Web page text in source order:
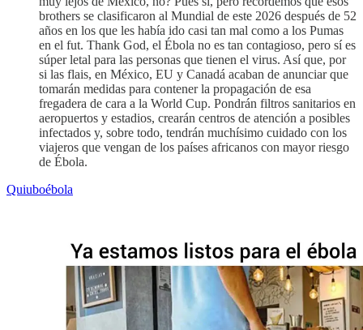
brothers se clasificaron al Mundial de este 2026 después de 52
años en los que les había ido casi tan mal como a los Pumas
en el fut. Thank God, el Ébola no es tan contagioso, pero sí es
súper letal para las personas que tienen el virus. Así que, por
si las flais, en México, EU y Canadá acaban de anunciar que
tomarán medidas para contener la propagación de esa
fregadera de cara a la World Cup. Pondrán filtros sanitarios en
aeropuertos y estadios, crearán centros de atención a posibles
infectados y, sobre todo, tendrán muchísimo cuidado con los
viajeros que vengan de los países africanos con mayor riesgo
de Ébola.
Quiuboébola